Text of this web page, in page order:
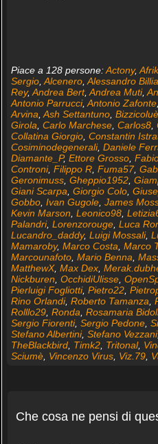
Piace a 128 persone:Actony,
Sergio, Alcenero, Alessandro
Rey, Andrea Bert, Andrea Muti,
Antonio Parrucci, Antonio Zafonte,
Arvina Ash Settantuno, Bizzicoluè
Girola Carlo Marchese, Carlos8,
Collatina Giorgio, Constantin
Cosiminodegenerali, Daniele
Diamante_P, Ettore Grosso,
Controni, Filippo R, Fuma57,
Geronimuss, Gheppio1952,
Giani Scarpa Giorgio Colo,
Gobbo, Ivan Gugole, James
Kevin Marson Leonico98,
Palandri, Lorenzorouge, Luca
Lucandro_daddy, Luigi Mossali,
Mamaroby, Marco Costa Marco
Marcounafoto, Mario Benna
MatthewX, Max Dex,
Nickburen OcchidiUlisse,
Pierluigi Fogliotti, Pietro22,
Rino Orlandi, Roberto Tamanza
Rolllo29, Ronda Rosamaria
Sergio Fiorenti, Sergio Pedone,
Stefano Albertini, Stefano Vezzani,
TheBlackbird, Timk2, Tritonal,
Sciumè, Vincenzo Virus, Viz.79,
Che cosa ne pensi di